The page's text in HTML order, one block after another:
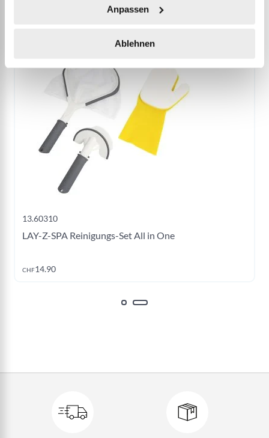
Anpassen
Ablehnen
13.60310
LAY-Z-SPA Reinigungs-Set All in One
CHF14.90